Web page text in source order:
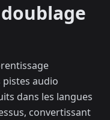
audio
dans les langues
convertissant